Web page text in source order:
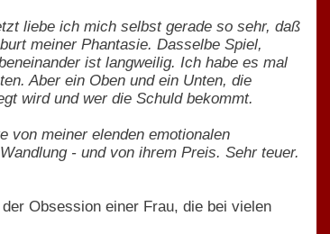
liebe ich mich selbst gerade so sehr, daß
meiner Phantasie. Dasselbe Spiel,
ist langweilig. Ich habe es mal
Aber ein Oben und ein Unten, die
wird und wer die Schuld bekommt.
von meiner elenden emotionalen
- und von ihrem Preis. Sehr teuer.
Obsession einer Frau, die bei vielen